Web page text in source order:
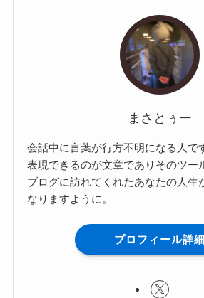
まさとぅー
会話中に言葉が行方不明になる人で
表現できるのが文章でありそのツー
ブログに訪れてくれたあなたの人生
なりますように。
プロフィール詳細